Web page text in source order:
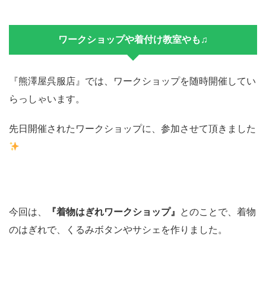
ワークショップや着付け教室やも♫
『熊澤屋呉服店』では、ワークショップを随時開催してい
らっしゃいます。
先日開催されたワークショップに、参加させて頂きました
今回は、 『着物はぎれワークショップ』
とのことで、着物
のはぎれで、くるみボタンやサシェを作りました。